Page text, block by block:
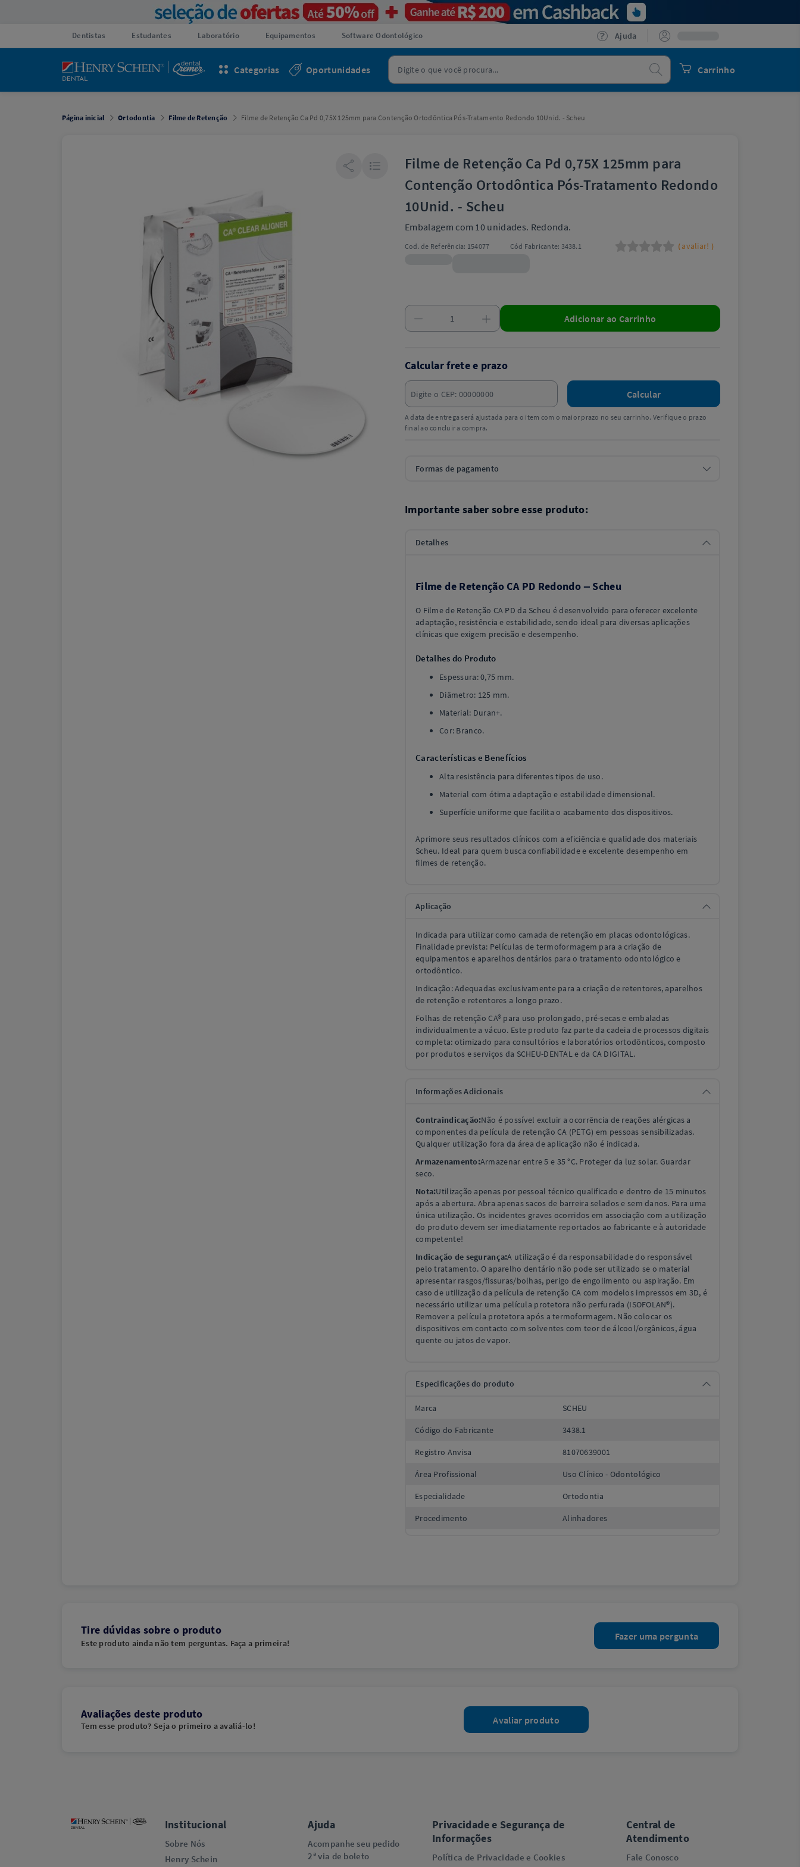
Dentistas Estudantes Laboratório Equipamentos Software Odontológico Ajuda
Carrinho
Procurar
Oportunidades
Categorias
Página inicial Ortodontia Filme de Retenção Filme de Retenção Ca Pd 0,75X 125mm para Contenção Ortodôntica Pós-Tratamento Redondo 10Unid. - Scheu
Filme de Retenção Ca Pd 0,75X 125mm para
Contenção Ortodôntica Pós-Tratamento Redondo
10Unid. - Scheu
Embalagem com 10 unidades. Redonda.
Cod. de Referência: 154077 Cód Fabricante: 3438.1 ( avaliar! )
Adicionar ao Carrinho
Calcular frete e prazo
Calcular
A data de entrega será ajustada para o item com o maior prazo no seu carrinho. Verifique o prazo
final ao concluir a compra.
Formas de pagamento
Importante saber sobre esse produto:
Detalhes
Filme de Retenção CA PD Redondo – Scheu
O Filme de Retenção CA PD da Scheu é desenvolvido para oferecer excelente
adaptação, resistência e estabilidade, sendo ideal para diversas aplicações
clínicas que exigem precisão e desempenho.
Detalhes do Produto
Espessura: 0,75 mm.
Diâmetro: 125 mm.
Material: Duran+.
Cor: Branco.
Características e Benefícios
Alta resistência para diferentes tipos de uso.
Material com ótima adaptação e estabilidade dimensional.
Superfície uniforme que facilita o acabamento dos dispositivos.
Aprimore seus resultados clínicos com a eficiência e qualidade dos materiais
Scheu. Ideal para quem busca confiabilidade e excelente desempenho em
filmes de retenção.
Aplicação
Indicada para utilizar como camada de retenção em placas odontológicas.
Finalidade prevista: Películas de termoformagem para a criação de
equipamentos e aparelhos dentários para o tratamento odontológico e
ortodôntico.
Indicação: Adequadas exclusivamente para a criação de retentores, aparelhos
de retenção e retentores a longo prazo.
Folhas de retenção CA® para uso prolongado, pré-secas e embaladas
individualmente a vácuo. Este produto faz parte da cadeia de processos digitais
completa: otimizado para consultórios e laboratórios ortodônticos, composto
por produtos e serviços da SCHEU-DENTAL e da CA DIGITAL.
Informações Adicionais
Contraindicação:Não é possível excluir a ocorrência de reações alérgicas a
componentes da película de retenção CA (PETG) em pessoas sensibilizadas.
Qualquer utilização fora da área de aplicação não é indicada.
Armazenamento:Armazenar entre 5 e 35 °C. Proteger da luz solar. Guardar
seco.
Nota:Utilização apenas por pessoal técnico qualificado e dentro de 15 minutos
após a abertura. Abra apenas sacos de barreira selados e sem danos. Para uma
única utilização. Os incidentes graves ocorridos em associação com a utilização
do produto devem ser imediatamente reportados ao fabricante e à autoridade
competente!
Indicação de segurança:A utilização é da responsabilidade do responsável
pelo tratamento. O aparelho dentário não pode ser utilizado se o material
apresentar rasgos/fissuras/bolhas, perigo de engolimento ou aspiração. Em
caso de utilização da película de retenção CA com modelos impressos em 3D, é
necessário utilizar uma película protetora não perfurada (ISOFOLAN®).
Remover a película protetora após a termoformagem. Não colocar os
dispositivos em contacto com solventes com teor de álcool/orgânicos, água
quente ou jatos de vapor.
Especificações do produto
Marca SCHEU
Código do Fabricante 3438.1
Registro Anvisa 81070639001
Área Profissional Uso Clínico - Odontológico
Especialidade Ortodontia
Procedimento Alinhadores
Tire dúvidas sobre o produto
Este produto ainda não tem perguntas. Faça a primeira!
Fazer uma pergunta
Avaliações deste produto
Tem esse produto? Seja o primeiro a avaliá-lo!
Avaliar produto
Institucional
Sobre Nós
Henry Schein
Ajuda
Acompanhe seu pedido
2ª via de boleto
Privacidade e Segurança de
Informações
Política de Privacidade e Cookies
Central de
Atendimento
Fale Conosco